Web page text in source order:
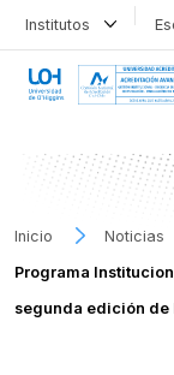
Institutos
Inicio
Noticias
Programa
segunda edición de